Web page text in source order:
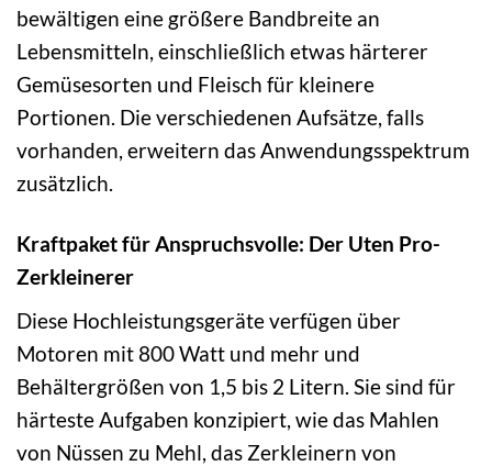
bewältigen eine größere Bandbreite an
Lebensmitteln, einschließlich etwas härterer
Gemüsesorten und Fleisch für kleinere
Portionen. Die verschiedenen Aufsätze, falls
vorhanden, erweitern das Anwendungsspektrum
zusätzlich.
Kraftpaket für Anspruchsvolle: Der Uten Pro-
Zerkleinerer
Diese Hochleistungsgeräte verfügen über
Motoren mit 800 Watt und mehr und
Behältergrößen von 1,5 bis 2 Litern. Sie sind für
härteste Aufgaben konzipiert, wie das Mahlen
von Nüssen zu Mehl, das Zerkleinern von